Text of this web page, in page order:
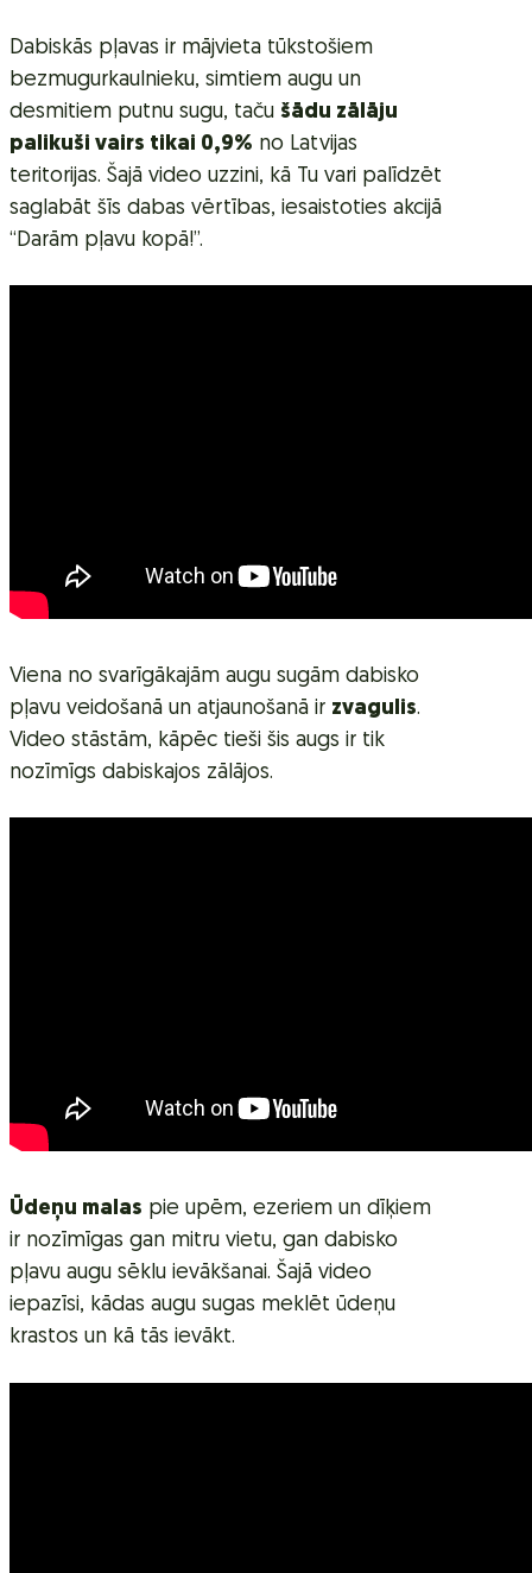
Dabiskās pļavas ir mājvieta tūkstošiem
bezmugurkaulnieku, simtiem augu un
desmitiem putnu sugu, taču šādu zālāju
palikuši vairs tikai 0,9% no Latvijas
teritorijas. Šajā video uzzini, kā Tu vari palīdzēt
saglabāt šīs dabas vērtības, iesaistoties akcijā
“Darām pļavu kopā!”.
Viena no svarīgākajām augu sugām dabisko
pļavu veidošanā un atjaunošanā ir zvagulis.
Video stāstām, kāpēc tieši šis augs ir tik
nozīmīgs dabiskajos zālājos.
Ūdeņu malas pie upēm, ezeriem un dīķiem
ir nozīmīgas gan mitru vietu, gan dabisko
pļavu augu sēklu ievākšanai. Šajā video
iepazīsi, kādas augu sugas meklēt ūdeņu
krastos un kā tās ievākt.